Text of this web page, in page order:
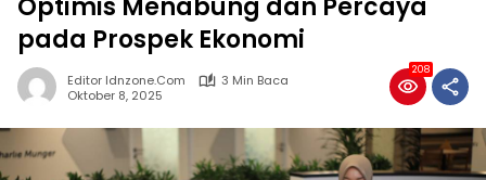
Optimis Menabung dan Percaya
pada Prospek Ekonomi
Editor Idnzone.com
3 Min Baca
Oktober 8, 2025
208